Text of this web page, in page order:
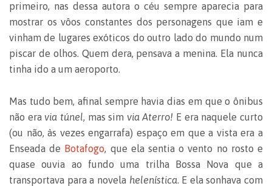
primeiro, nas dessa autora o céu sempre aparecia para
mostrar os vôos constantes dos personagens que iam e
vinham de lugares exóticos do outro lado do mundo num
piscar de olhos. Quem dera, pensava a menina. Ela nunca
tinha ido a um aeroporto.
Mas tudo bem, afinal sempre havia dias em que o ônibus
não eravia túnel, mas sim via Aterro! E era naquele curto
(ou não, às vezes engarrafa) espaço em que a vista era a
Enseada de Botafogo, que ela sentia o vento no rosto e
quase ouvia ao fundo uma trilha Bossa Nova que a
transportava para a novela helenística. E ela sonhava com